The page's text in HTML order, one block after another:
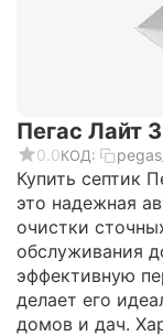
Пегас Лайт
0.0КОД:
Купить септик
это надежная
очистки
обслуживания
эффективную
делает его
домов и дач.